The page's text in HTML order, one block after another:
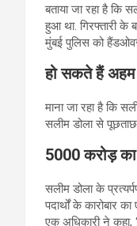
बताया जा रहा है कि
हुआ था. गिरफ्तारी के
मुंबई पुलिस को
हो सकते हैं
माना जा रहा है कि
सलीम डोला से
5000करोड़
सलीम डोला के
पदार्थों के कारोबार
एक अधिकारी ने कहा,